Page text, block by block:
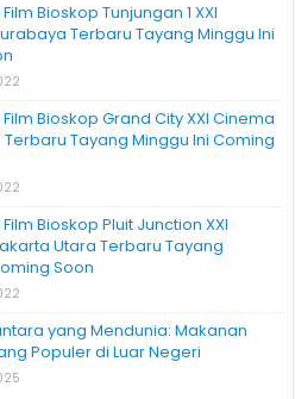
Bioskop Tunjungan 1 XXI
Terbaru Tayang Minggu Ini
Bioskop Grand City XXI Cinema
Terbaru Tayang Minggu Ini Coming
Bioskop Pluit Junction XXI
Utara Terbaru Tayang
Soon
yang Mendunia: Makanan
Populer di Luar Negeri